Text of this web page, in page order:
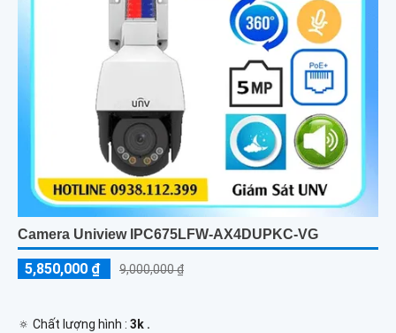
Camera Uniview IPC675LFW-AX4DUPKC-VG
5,850,000 ₫ 9,000,000 ₫
🔅 Chất lượng hình : 3k .